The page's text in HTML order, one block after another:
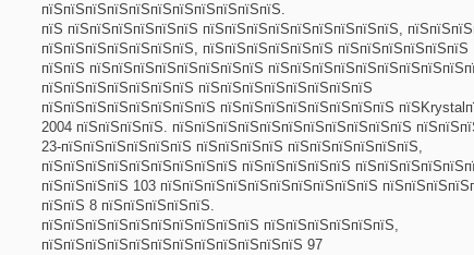
пїЅпїЅпїЅпїЅпїЅпїЅпїЅпїЅпїЅпїЅпїЅ.
пїЅ пїЅпїЅпїЅпїЅпїЅпїЅ пїЅпїЅпїЅпїЅпїЅпїЅпїЅпїЅпїЅ,
пїЅпїЅпїЅпїЅпїЅпїЅпїЅ, пїЅпїЅпїЅпїЅпїЅпїЅ пїЅпїЅпїЅпїЅпїЅпїЅ
пїЅпїЅ пїЅпїЅпїЅпїЅпїЅпїЅпїЅпїЅ
пїЅпїЅпїЅпїЅпїЅпїЅпїЅ пїЅпїЅпїЅпїЅпїЅпїЅпїЅпїЅ
пїЅпїЅпїЅпїЅпїЅпїЅпїЅпїЅ пїЅпїЅпїЅпїЅпїЅпїЅпїЅпїЅ
2004 пїЅпїЅпїЅпїЅ. пїЅпїЅпїЅпїЅпїЅпїЅпїЅпїЅпїЅпїЅпїЅ
23-пїЅпїЅпїЅпїЅпїЅпїЅ пїЅпїЅпїЅпїЅ пїЅпїЅпїЅпїЅпїЅпїЅ,
пїЅпїЅпїЅпїЅпїЅпїЅпїЅпїЅпїЅ пїЅпїЅпїЅпїЅпїЅ
пїЅпїЅпїЅпїЅ 103 пїЅпїЅпїЅпїЅпїЅпїЅпїЅпїЅпїЅпїЅ
пїЅпїЅ 8 пїЅпїЅпїЅпїЅпїЅ.
пїЅпїЅпїЅпїЅпїЅпїЅпїЅпїЅпїЅпїЅ пїЅпїЅпїЅпїЅпїЅпїЅ,
пїЅпїЅпїЅпїЅпїЅпїЅпїЅпїЅпїЅпїЅпїЅпїЅ 97